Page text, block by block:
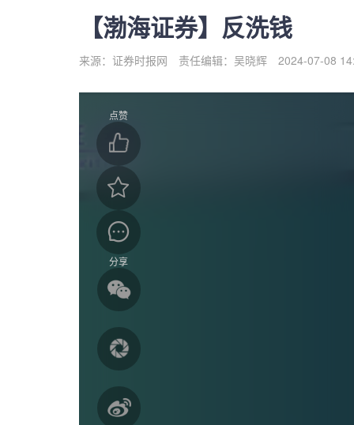
【渤海证券】反洗钱
来源：证券时报网 责任编辑：吴晓辉 2024-07-08
点赞
分享